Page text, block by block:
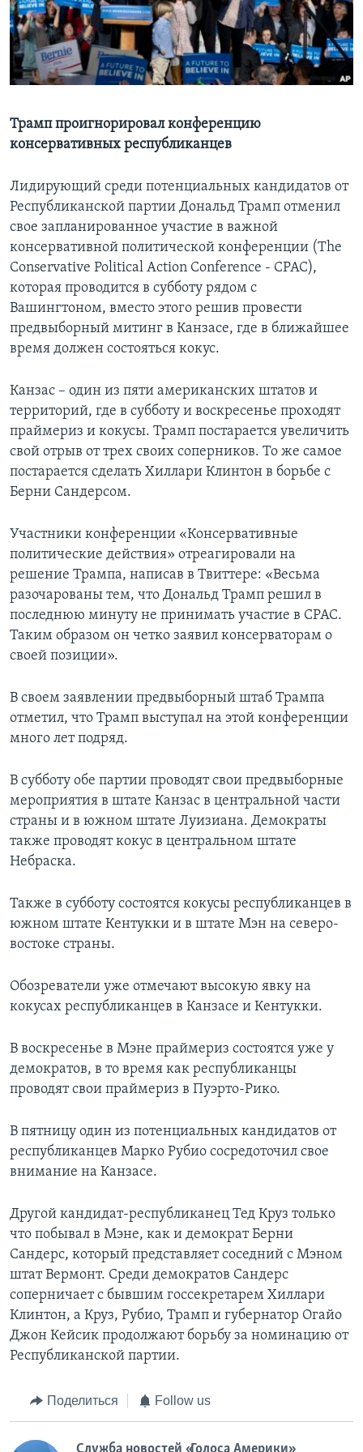
Learning English
СОЦИАЛЬНЫЕ СЕТИ
Языки
Трамп проигнорировал конференцию
консервативных республиканцев
Лидирующий среди потенциальных кандидатов от
Республиканской партии Дональд Трамп отменил
свое запланированное участие в важной
консервативной политической конференции (The
Conservative Political Action Conference - CPAC),
которая проводится в субботу рядом с
Вашингтоном, вместо этого решив провести
предвыборный митинг в Канзасе, где в ближайшее
время должен состояться кокус.
Канзас – один из пяти американских штатов и
территорий, где в субботу и воскресенье проходят
праймериз и кокусы. Трамп постарается увеличить
свой отрыв от трех своих соперников. То же самое
постарается сделать Хиллари Клинтон в борьбе с
Берни Сандерсом.
Участники конференции «Консервативные
политические действия» отреагировали на
решение Трампа, написав в Твиттере: «Весьма
разочарованы тем, что Дональд Трамп решил в
последнюю минуту не принимать участие в СРАС.
Таким образом он четко заявил консерваторам о
своей позиции».
В своем заявлении предвыборный штаб Трампа
отметил, что Трамп выступал на этой конференции
много лет подряд.
В субботу обе партии проводят свои предвыборные
мероприятия в штате Канзас в центральной части
страны и в южном штате Луизиана. Демократы
также проводят кокус в центральном штате
Небраска.
Также в субботу состоятся кокусы республиканцев в
южном штате Кентукки и в штате Мэн на северо-
востоке страны.
Обозреватели уже отмечают высокую явку на
кокусах республиканцев в Канзасе и Кентукки.
В воскресенье в Мэне праймериз состоятся уже у
демократов, в то время как республиканцы
проводят свои праймериз в Пуэрто-Рико.
В пятницу один из потенциальных кандидатов от
республиканцев Марко Рубио сосредоточил свое
внимание на Канзасе.
Другой кандидат-республиканец Тед Круз только
что побывал в Мэне, как и демократ Берни
Сандерс, который представляет соседний с Мэном
штат Вермонт. Среди демократов Сандерс
соперничает с бывшим госсекретарем Хиллари
Клинтон, а Круз, Рубио, Трамп и губернатор Огайо
Джон Кейсик продолжают борьбу за номинацию от
Республиканской партии.
Поделиться Follow us